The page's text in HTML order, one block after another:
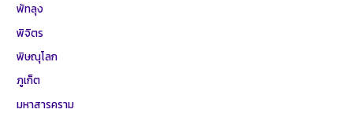
พัทลุง
พิจิตร
พิษณุโลก
ภูเก็ต
มหาสารคราม